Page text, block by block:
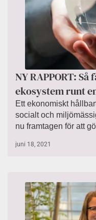
NY RAPPORT:
ekosystem runt
Ett ekonomiskt
socialt och
nu framtagen för att
juni 18, 2021